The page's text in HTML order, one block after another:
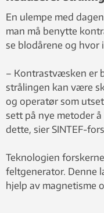
En ulempe med
man må benytte
se blodårene og hvor
– Kontrastvæsken er
strålingen kan være
og operatør som
sett på nye metoder
dette, sier SINTEF-
Teknologien
feltgenerator. Denne
hjelp av magnetisme